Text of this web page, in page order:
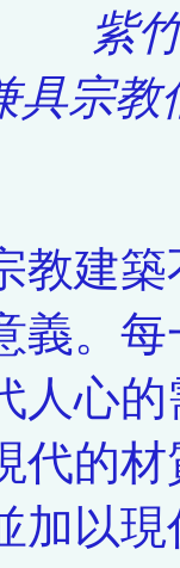
紫
具宗
建築
義。
人心
代的
加以